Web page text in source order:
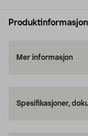
Produktinformasjon
Mer informasjon
Spesifikasjoner,